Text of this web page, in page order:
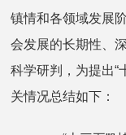
镇情和各领域发展
会发展的长期性、
科学研判，为提出“
关情况总结如下：